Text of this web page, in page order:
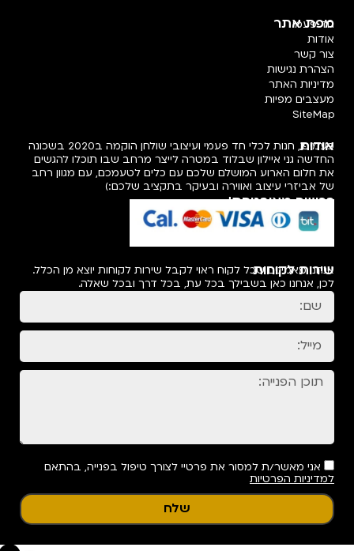
מפת אתר
חד פעמי
אודות
צור קשר
הצהרת נגישות
מדיניות האתר
מעצבים מפיות
SiteMap
אודות
פעמיפו, חנות לכלי חד פעמי ועיצובי שולחן הוקמה ב2020 בשכונה
החדשה גני איילון שבלוד במטרה לייצר מרחב שבו תוכלו להגשים
את חלום הארוע המושלם שלכם עם כלים לטעמכם, עם מגוון רחב
של אביזרי עיצוב ואווירה ובעיקר בתקציב שלכם:)
רכישה מאובטחת!
שירות לקוחות
אנחנו מאמינים שכל לקוח ראוי לקבל שירות לקוחות יוצא מן הכלל.
לכן, אנחנו כאן בשבילך בכל עת, בכל דרך ובכל שאלה.
אני מאשר/ת למסור את פרטיי לצורך טיפול בפנייה, בהתאם
למדיניות הפרטיות
שלח